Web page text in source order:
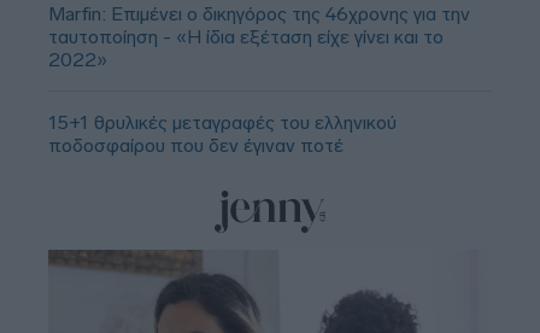
Marfin: Επιμένει ο δικηγόρος της 46χρονης για την
ταυτοποίηση - «Η ίδια εξέταση είχε γίνει και το
2022»
15+1 θρυλικές μεταγραφές του ελληνικού
ποδοσφαίρου που δεν έγιναν ποτέ